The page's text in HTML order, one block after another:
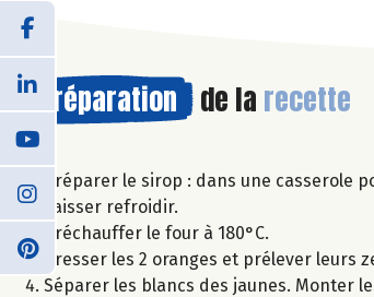
Préparation de la recette
Préparer le sirop : dans une casserole
Laisser refroidir.
Préchauffer le four à 180°C.
Presser les 2 oranges et prélever leurs
Séparer les blancs des jaunes. Monter